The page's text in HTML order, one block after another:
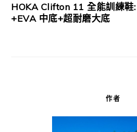
HOKA Clifton 11 全能訓練鞋
+EVA 中底+超耐磨大底
作者